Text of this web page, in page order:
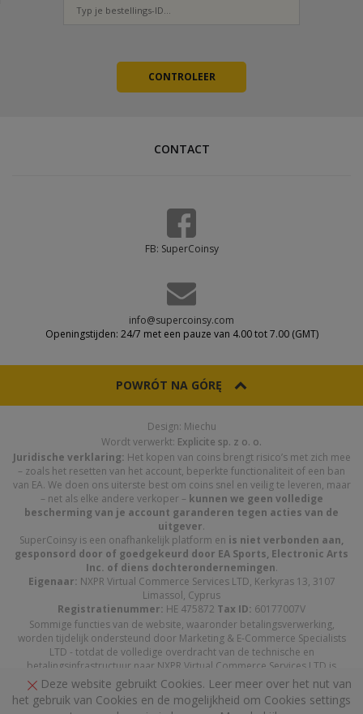
CONTACT
FB: SuperCoinsy
info@supercoinsy.com
Openingstijden: 24/7 met een pauze van 4.00 tot 7.00 (GMT)
POWRÓT NA GÓRĘ
Design: Miechu
Wordt verwerkt: Explicite sp. z o. o.
Juridische verklaring: Het kopen van coins brengt risico’s met zich mee
– zoals het resetten van het account, beperkte functionaliteit of een ban
van EA. We doen ons uiterste best om coins snel en veilig te leveren, maar
– net als elke andere verkoper – kunnen we geen volledige
bescherming van je account garanderen tegen acties van de
uitgever.
SuperCoinsy is een onafhankelijk platform en is niet verbonden aan,
gesponsord door of goedgekeurd door EA Sports, Electronic Arts
Inc. of diens dochterondernemingen.
Eigenaar: NXPR Virtual Commerce Services LTD, Kerkyras 13, 3107
Limassol, Cyprus
Registratienummer: HE 475872 Tax ID: 60177007V
Sommige functies van de website, waaronder betalingsverwerking,
worden tijdelijk ondersteund door Marketing & E-Commerce Specialists
LTD - totdat de volledige overdracht van de technische en
betalingsinfrastructuur naar NXPR Virtual Commerce Services LTD is
afgerond.
Deze website gebruikt Cookies. Leer meer over het nut van
het gebruik van Cookies en de mogelijkheid om Cookies settings